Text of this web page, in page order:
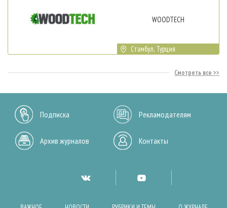
WOODTECH
Стамбул, Турция
Смотреть все
Подписка Рекламодателям
Архив журналов Контакты